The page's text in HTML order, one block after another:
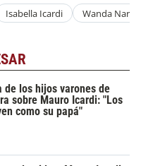
Isabella Icardi Wanda Nara
de los hijos varones de
sobre Mauro Icardi: "Los
como su papá"